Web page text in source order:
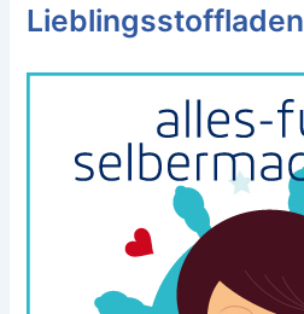
Lieblingsstoffladen